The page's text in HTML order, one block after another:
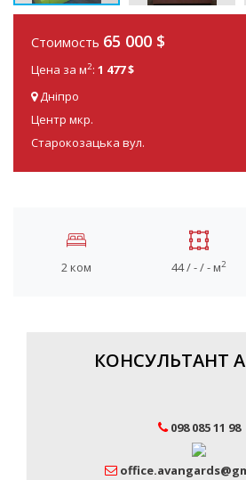
Стоимость 65 000 $
Цена за м2: 1 477 $
Дніпро
Центр мкр.
Старокозацька вул.
2 ком 44 / - / - м2
КОНСУЛЬТАНТ
098 085 11 98